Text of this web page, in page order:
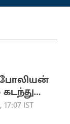
17:07 IST